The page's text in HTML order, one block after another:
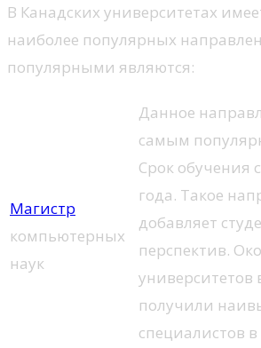
В Канадских университетах
наиболее популярных
популярными являются:
Магистр
компьютерных
наук
Данное
самым
Срок обучения
года. Такое
добавляет
перспектив.
университетов
получили
специалистов в